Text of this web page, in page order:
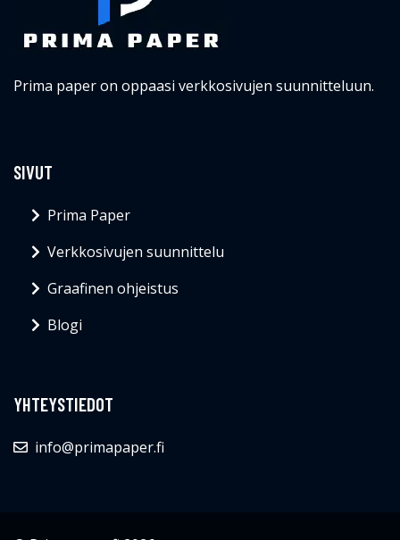
Prima paper on oppaasi verkkosivujen suunnitteluun.
SIVUT
Prima Paper
Verkkosivujen suunnittelu
Graafinen ohjeistus
Blogi
YHTEYSTIEDOT
info@primapaper.fi